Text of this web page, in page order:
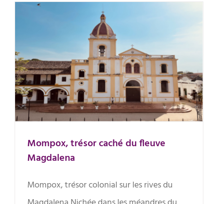
Mompox, trésor caché du fleuve
Magdalena
Mompox, trésor caché du fleuve
Magdalena
Mompox, trésor colonial sur les rives du